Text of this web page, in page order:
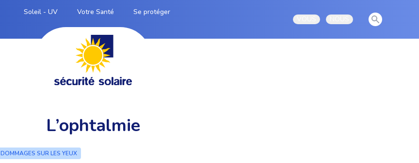
Soleil - UV Votre Santé
Se protéger
Open user menuOpen user menu
View
L’ophtalmie
DOMMAGES SUR LES YEUX